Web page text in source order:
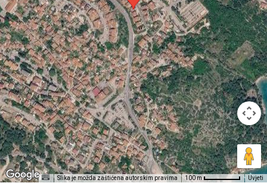
Slika je možda zaštićena autorskim pravima 100 m Uvjeti